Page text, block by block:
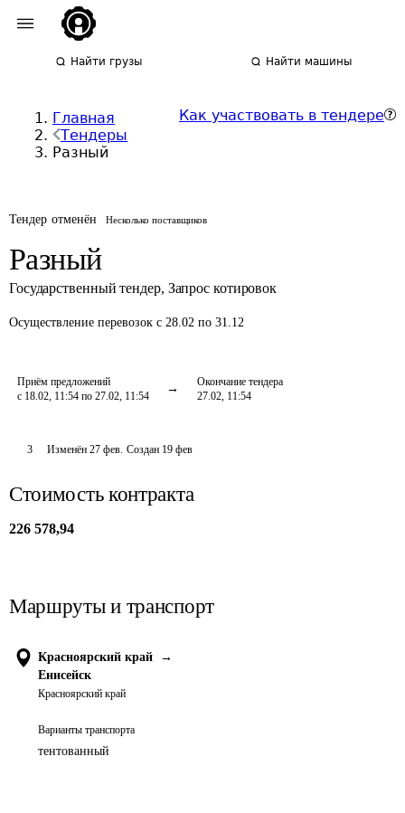
Найти грузы Найти машины
Главная
Тендеры
Разный
Как участвовать в тендере
Тендер отменён Несколько поставщиков
Разный
Государственный тендер, Запрос котировок
Осуществление перевозок с 28.02 по 31.12
Приём предложений
с 18.02, 11:54 по 27.02, 11:54
Окончание тендера
27.02, 11:54
3 Изменён 27 фев. Создан 19 фев
Стоимость контракта
226 578,94
Маршруты и транспорт
Красноярский край
→
Енисейск
Красноярский край
Варианты транспорта
тентованный